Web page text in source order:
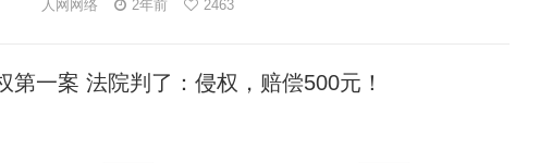
人网网络 2年前 2463
一案 法院判了：侵权，赔偿500元！